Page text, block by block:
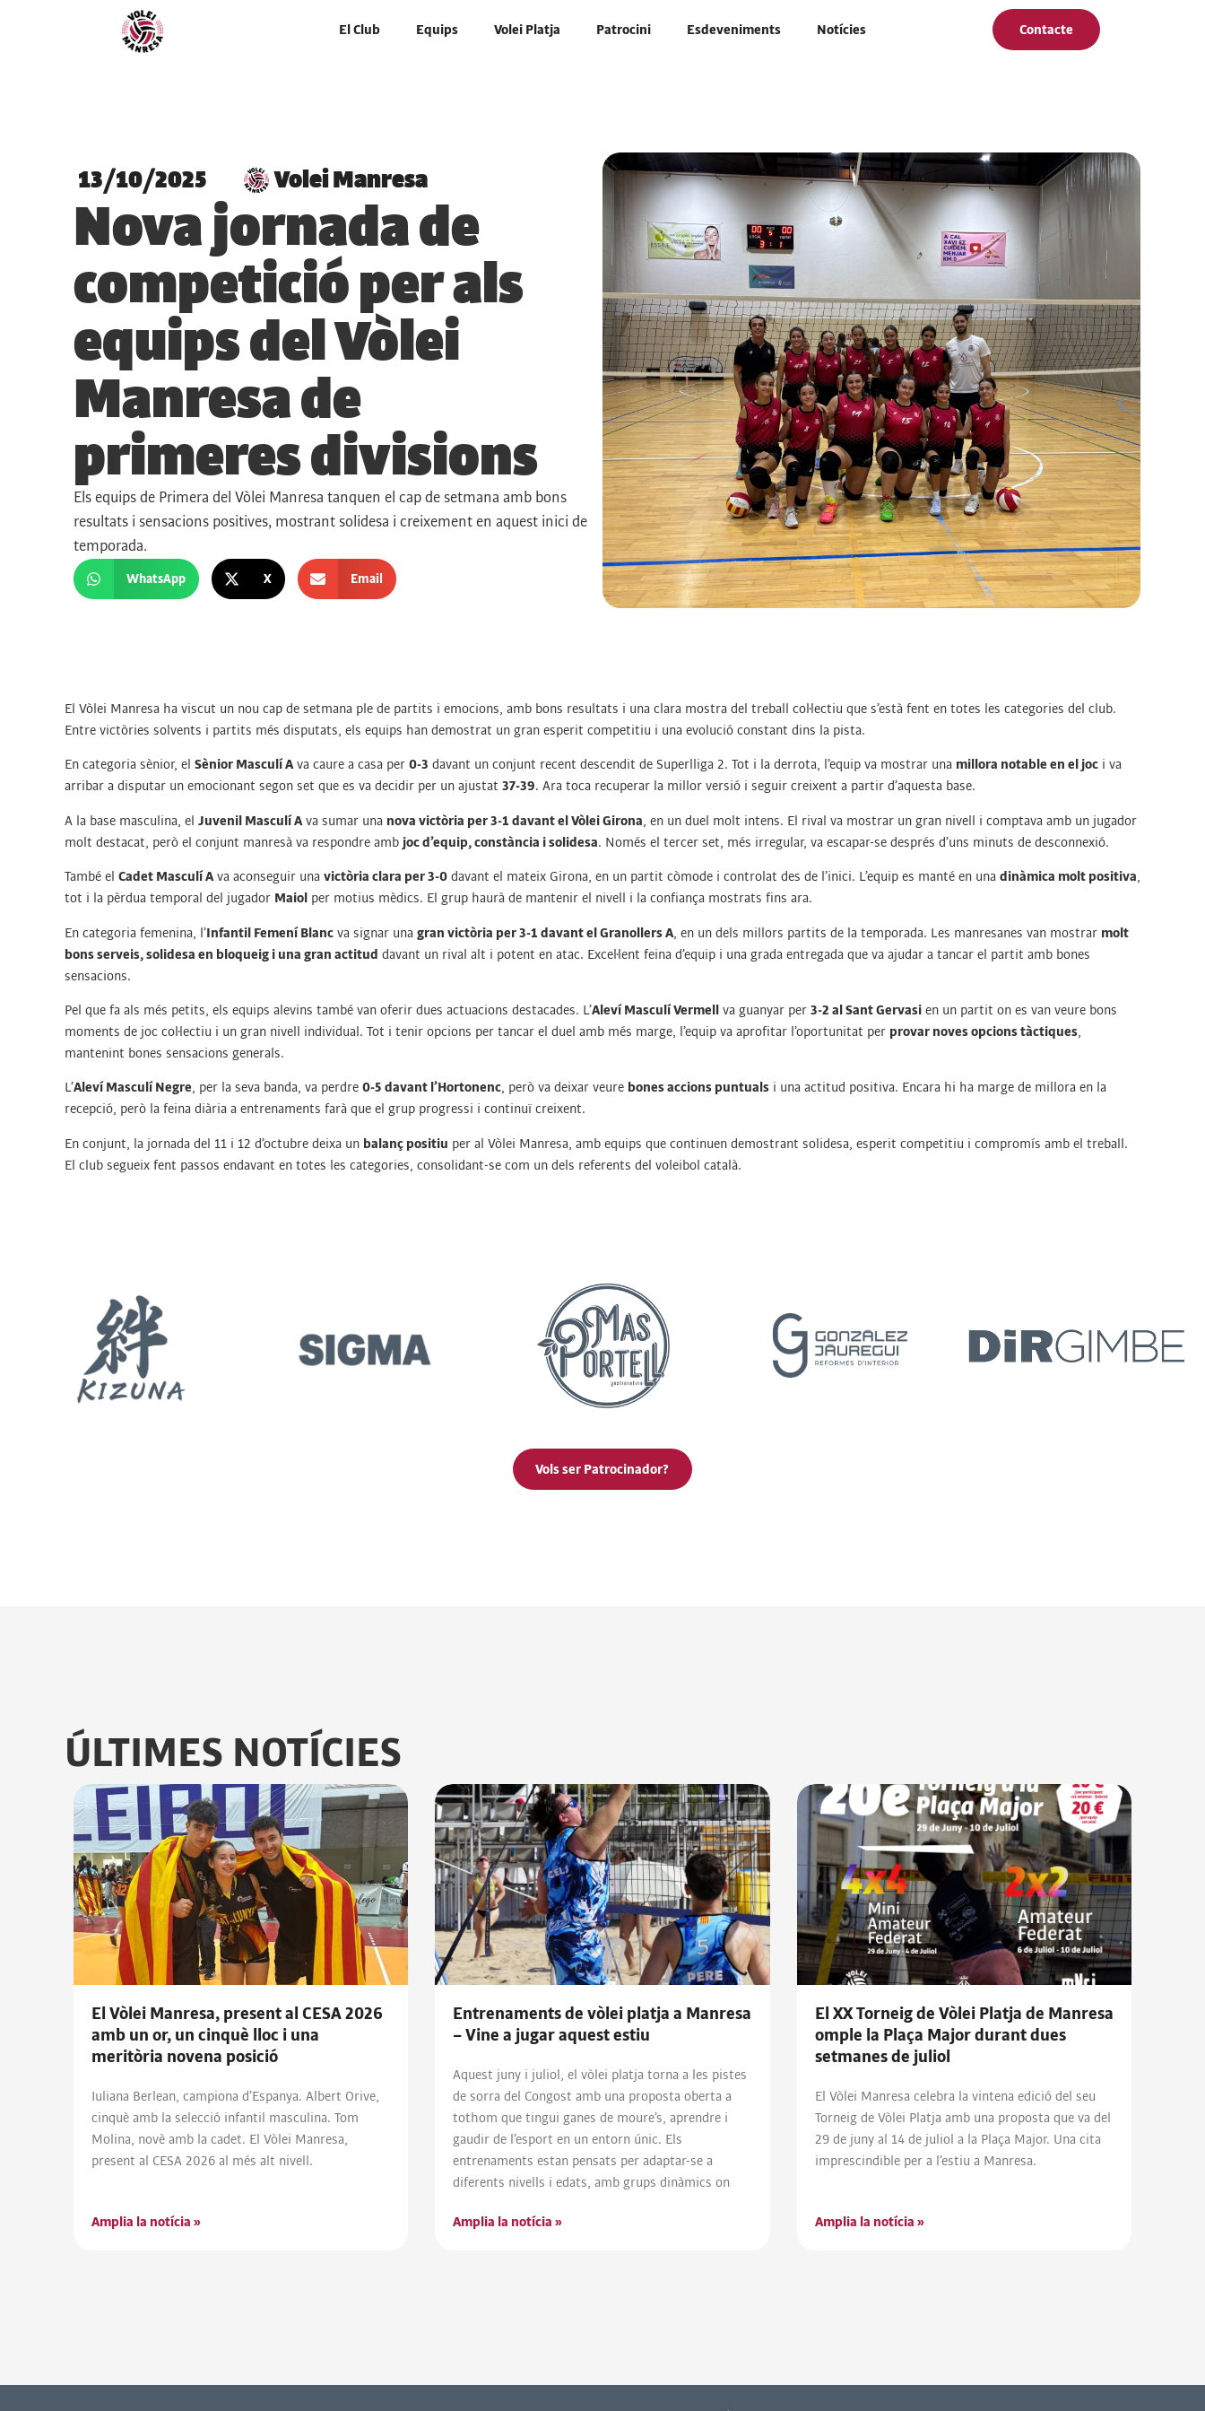
El Club Equips Volei Platja Patrocini Esdeveniments Notícies Contacte
13/10/2025 Volei Manresa
Nova jornada de
competició per als
equips del Vòlei
Manresa de
primeres divisions
Els equips de Primera del Vòlei Manresa tanquen el cap de setmana amb bons
resultats i sensacions positives, mostrant solidesa i creixement en aquest inici de
temporada.
WhatsApp X Email
El Vòlei Manresa ha viscut un nou cap de setmana ple de partits i emocions, amb bons resultats i una clara mostra del treball col·lectiu que s’està fent en totes les categories del club.
Entre victòries solvents i partits més disputats, els equips han demostrat un gran esperit competitiu i una evolució constant dins la pista.
En categoria sènior, el Sènior Masculí Ava caure a casa per 0-3 davant un conjunt recent descendit de Superlliga 2. Tot i la derrota, l’equip va mostrar una millora notable en el joc i va
arribar a disputar un emocionant segon set que es va decidir per un ajustat 37-39. Ara toca recuperar la millor versió i seguir creixent a partir d’aquesta base.
A la base masculina, el Juvenil Masculí A va sumar una nova victòria per 3-1 davant el Vòlei Girona , en un duel molt intens. El rival va mostrar un gran nivell i comptava amb un jugador
molt destacat, però el conjunt manresà va respondre amb joc d’equip, constància i solidesa. Només el tercer set, més irregular, va escapar-se després d’uns minuts de desconnexió.
També el Cadet Masculí A va aconseguir una victòria clara per 3-0 davant el mateix Girona, en un partit còmode i controlat des de l’inici. L’equip es manté en una dinàmica molt positiva
tot i la pèrdua temporal del jugador Maiol per motius mèdics. El grup haurà de mantenir el nivell i la confiança mostrats fins ara.
En categoria femenina, l’Infantil Femení Blanc va signar una gran victòria per 3-1 davant el Granollers A , en un dels millors partits de la temporada. Les manresanes van mostrar molt
bons serveis, solidesa en bloqueig i una gran actitud davant un rival alt i potent en atac. Excel·lent feina d’equip i una grada entregada que va ajudar a tancar el partit amb bones
sensacions.
Pel que fa als més petits, els equips alevins també van oferir dues actuacions destacades. L’Aleví Masculí Vermell va guanyar per 3-2 al Sant Gervasi en un partit on es van veure bons
moments de joc col·lectiu i un gran nivell individual. Tot i tenir opcions per tancar el duel amb més marge, l’equip va aprofitar l’oportunitat per provar noves opcions tàctiques
mantenint bones sensacions generals.
L’Aleví Masculí Negre, per la seva banda, va perdre 0-5 davant l’Hortonenc, però va deixar veure bones accions puntuals i una actitud positiva. Encara hi ha marge de millora en la
recepció, però la feina diària a entrenaments farà que el grup progressi i continuï creixent.
En conjunt, la jornada del 11 i 12 d’octubre deixa un balanç positiu per al Vòlei Manresa, amb equips que continuen demostrant solidesa, esperit competitiu i compromís amb el treball.
El club segueix fent passos endavant en totes les categories, consolidant-se com un dels referents del voleibol català.
Vols ser Patrocinador?
ÚLTIMES NOTÍCIES
El Vòlei Manresa, present al CESA 2026
amb un or, un cinquè lloc i una
meritòria novena posició
Iuliana Berlean, campiona d’Espanya. Albert Orive,
cinquè amb la selecció infantil masculina. Tom
Molina, novè amb la cadet. El Vòlei Manresa,
present al CESA 2026 al més alt nivell.
Amplia la notícia »
Entrenaments de vòlei platja a Manresa
– Vine a jugar aquest estiu
Aquest juny i juliol, el vòlei platja torna a les pistes
de sorra del Congost amb una proposta oberta a
tothom que tingui ganes de moure’s, aprendre i
gaudir de l’esport en un entorn únic. Els
entrenaments estan pensats per adaptar-se a
diferents nivells i edats, amb grups dinàmics on
Amplia la notícia »
El XX Torneig de Vòlei Platja de Manresa
omple la Plaça Major durant dues
setmanes de juliol
El Vòlei Manresa celebra la vintena edició del seu
Torneig de Vòlei Platja amb una proposta que va del
29 de juny al 14 de juliol a la Plaça Major. Una cita
imprescindible per a l’estiu a Manresa.
Amplia la notícia »